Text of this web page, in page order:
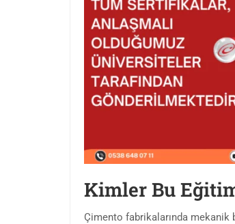
Kimler Bu
Çimento fabrikalarında mekanik